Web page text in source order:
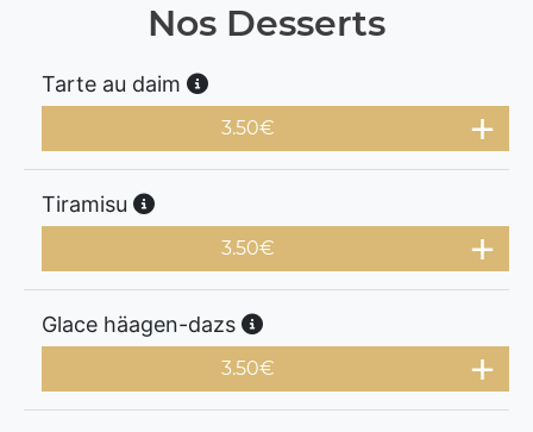
Nos Desserts
Tarte au daim
3.50€
Tiramisu
3.50€
Glace häagen-dazs
3.50€